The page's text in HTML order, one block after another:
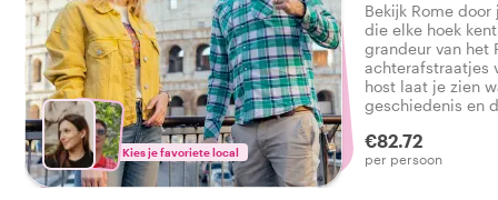
Kies je favoriete local
Bekijk Rome
die elke hoek
grandeur van het
achterafstraatjes
host laat je zien
geschiedenis en
Instagram,
herinneringen, je
€82.72
per persoon